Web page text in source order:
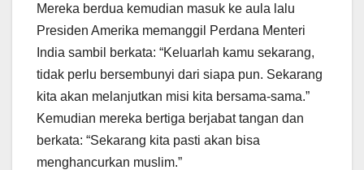
Mereka berdua kemudian masuk ke aula lalu
Presiden Amerika memanggil Perdana Menteri
India sambil berkata: “Keluarlah kamu sekarang,
tidak perlu bersembunyi dari siapa pun. Sekarang
kita akan melanjutkan misi kita bersama-sama.”
Kemudian mereka bertiga berjabat tangan dan
berkata: “Sekarang kita pasti akan bisa
menghancurkan muslim.”